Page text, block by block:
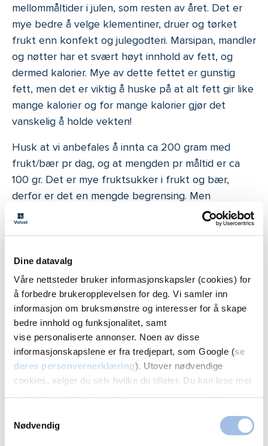
Dine datavalg
Våre nettsteder bruker informasjonskapsler (cookies) for
å forbedre brukeropplevelsen for deg. Vi samler inn
informasjon om bruksmønstre og interesser for å skape
bedre innhold og funksjonalitet, samt
vise personaliserte annonser. Noen av disse
informasjonskapslene er fra tredjepart, som Google (se
deres personvernerklæring). Utover nødvendige
cookies, velger du selv hvilke du tillater. Du kan lese mer
Nødvendig
mellommåltider i julen, som resten av året. Det er
mye bedre å velge klementiner, druer og tørket
frukt enn konfekt og julegodteri. Marsipan, mandler
og nøtter har et svært høyt innhold av fett, og
dermed kalorier. Mye av dette fettet er gunstig
fett, men det er viktig å huske på at alt fett gir like
mange kalorier og for mange kalorier gjør det
vanskelig å holde vekten!
Husk at vi anbefales å innta ca 200 gram med
frukt/bær pr dag, og at mengden pr måltid er ca
100 gr. Det er mye fruktsukker i frukt og bær,
derfor er det en mengde begrensing. Men
sammenlignet med sjokolade, vingummi osv er frukt
og bær mye sunnere siden det følger med mange
17. desember: Er desserter alltid
bomber?
Desserter kan være kaloririke. På enkle måter kan
du redusere fettinnholdet. En porsjon med 75 g
riskrem med 1 dl rød saus ligger innenfor
anbefalingene, dersom risgrøten lages på ekstra
lett eller lettmelk og det brukes 3 dl kremfløte til
Smarte desserter kan du også lage ved å bruke